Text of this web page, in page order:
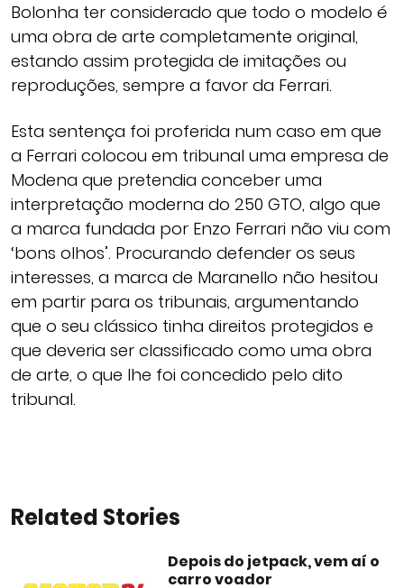
Bolonha ter considerado que todo o modelo é
uma obra de arte completamente original,
estando assim protegida de imitações ou
reproduções, sempre a favor da Ferrari.
Esta sentença foi proferida num caso em que
a Ferrari colocou em tribunal uma empresa de
Modena que pretendia conceber uma
interpretação moderna do 250 GTO, algo que
a marca fundada por Enzo Ferrari não viu com
‘bons olhos’. Procurando defender os seus
interesses, a marca de Maranello não hesitou
em partir para os tribunais, argumentando
que o seu clássico tinha direitos protegidos e
que deveria ser classificado como uma obra
de arte, o que lhe foi concedido pelo dito
tribunal.
Related Stories
Depois do jetpack, vem aí o
carro voador